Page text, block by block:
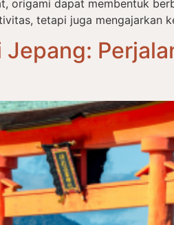
origami dapat membentuk
tetapi juga mengajarkan